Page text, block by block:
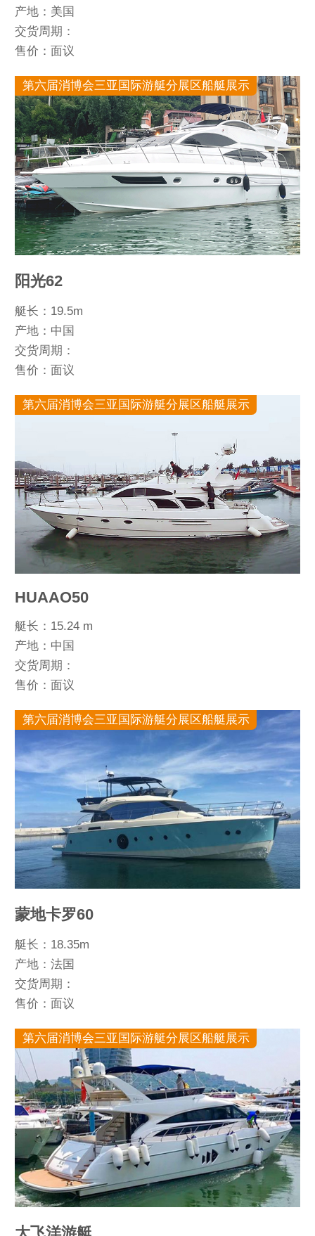
产地：美国
交货周期：
售价：面议
第六届消博会三亚国际游艇分展区船艇展示
阳光62
艇长：19.5m
产地：中国
交货周期：
售价：面议
第六届消博会三亚国际游艇分展区船艇展示
HUAAO50
艇长：15.24 m
产地：中国
交货周期：
售价：面议
第六届消博会三亚国际游艇分展区船艇展示
蒙地卡罗60
艇长：18.35m
产地：法国
交货周期：
售价：面议
第六届消博会三亚国际游艇分展区船艇展示